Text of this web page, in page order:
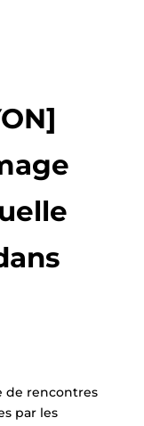
de rencontres
par les